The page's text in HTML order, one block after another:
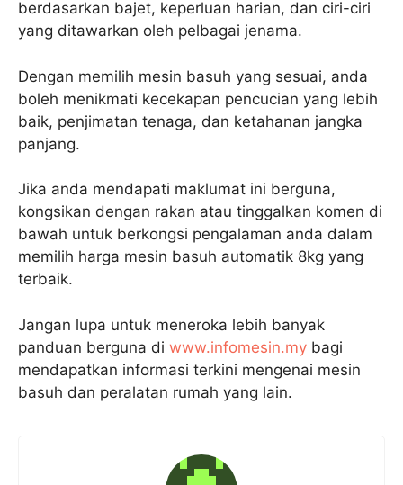
berdasarkan bajet, keperluan harian, dan ciri-ciri
yang ditawarkan oleh pelbagai jenama.
Dengan memilih mesin basuh yang sesuai, anda
boleh menikmati kecekapan pencucian yang lebih
baik, penjimatan tenaga, dan ketahanan jangka
panjang.
Jika anda mendapati maklumat ini berguna,
kongsikan dengan rakan atau tinggalkan komen di
bawah untuk berkongsi pengalaman anda dalam
memilih harga mesin basuh automatik 8kg yang
terbaik.
Jangan lupa untuk meneroka lebih banyak
panduan berguna di www.infomesin.my bagi
mendapatkan informasi terkini mengenai mesin
basuh dan peralatan rumah yang lain.